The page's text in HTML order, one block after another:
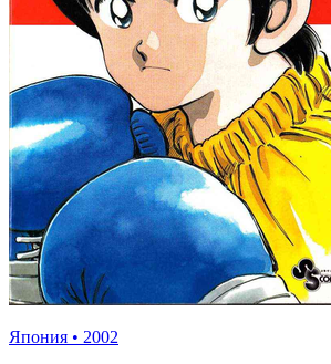
Япония • 2002